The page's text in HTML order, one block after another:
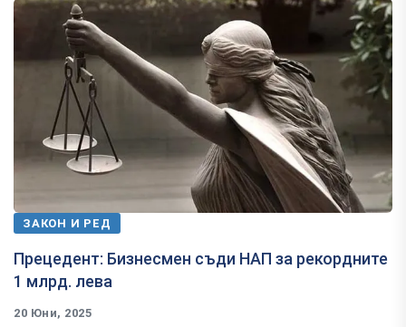
ЗАКОН И РЕД
Прецедент: Бизнесмен съди НАП за рекордните
1 млрд. лева
20 Юни, 2025